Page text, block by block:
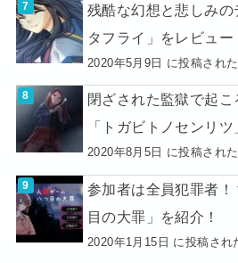
残酷な幻想と悲しみ
タフライ」をレビュー
2020年5月9日 に投稿された
閉ざされた監獄で起
「トガビトノセンリツ
2020年8月5日 に投稿された
参加者は全員犯罪者
目の大罪」を紹介！
2020年1月15日 に投稿され